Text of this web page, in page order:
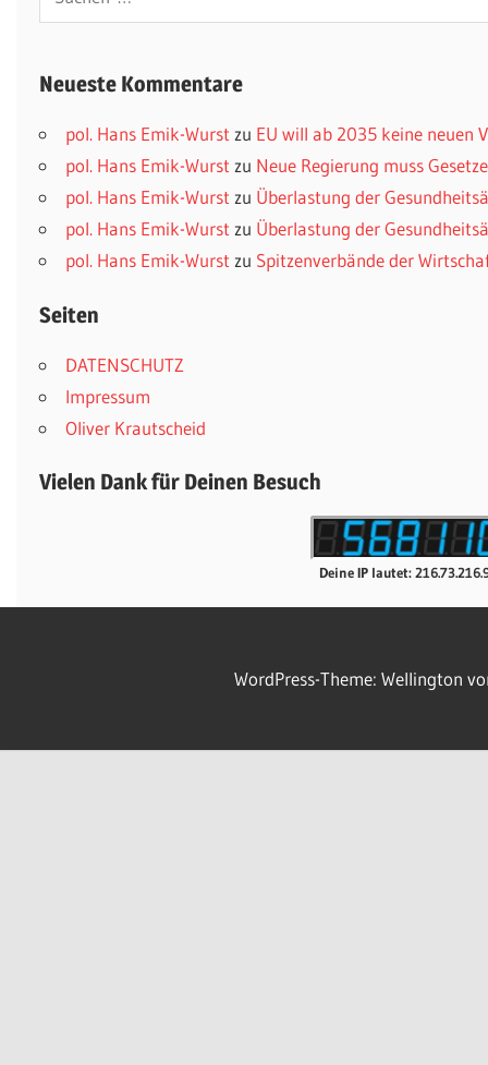
nach:
Neueste Kommentare
pol. Hans Emik-Wurst zu EU will ab 2035 keine neuen
pol. Hans Emik-Wurst zu Neue Regierung muss
pol. Hans Emik-Wurst zu Überlastung der
pol. Hans Emik-Wurst zu Überlastung der
pol. Hans Emik-Wurst zu Spitzenverbände der
Seiten
DATENSCHUTZ
Impressum
Oliver Krautscheid
Vielen Dank für Deinen Besuch
Deine IP lautet:
WordPress-Theme: Wellington